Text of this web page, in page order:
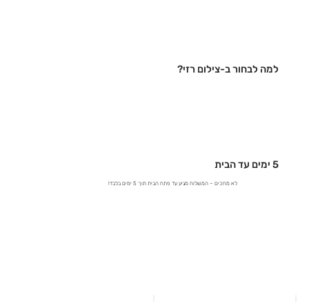
למה לבחור ב-צילום רזי?
5 ימים עד הבית
לא מחכים – המשלוח מגיע עד פתח הבית תוך 5 ימים בלבד!